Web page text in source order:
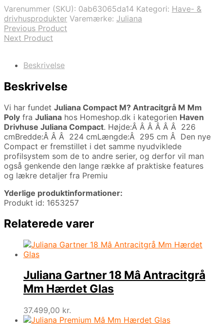
Varenummer (SKU): 0ab63065da14 Kategori: Have- &
drivhusprodukter Varemærke: Juliana
Previous Product
Next Product
Beskrivelse
Beskrivelse
Vi har fundet Juliana Compact M? Antracitgrå M Mm
Poly fra Juliana hos Homeshop.dk i kategorien Haven
Drivhuse Juliana Compact. Højde:Â Â Â Â Â Â 226
cmBredde:Â Â Â 224 cmLængde:Â 295 cm Â Den nye
Compact er fremstillet i det samme nyudviklede
profilsystem som de to andre serier, og derfor vil man
også genkende den lange række af praktiske features
og lækre detaljer fra Premiu
Yderlige produktinformationer:
Produkt id: 1653257
Relaterede varer
Juliana Gartner 18 Mâ Antracitgrå
Mm Hærdet Glas
37.499,00 kr.